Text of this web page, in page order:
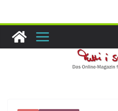
springen